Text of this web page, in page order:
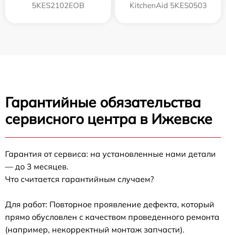
5KES2102EOB
KitchenAid 5KES0503
Гарантийные обязательства
сервисного центра в Ижевске
Гарантия от сервиса: на установленные нами детали
— до 3 месяцев.
Что считается гарантийным случаем?
Для работ: Повторное проявление дефекта, который
прямо обусловлен с качеством проведенного ремонта
(например, некорректный монтаж запчасти).